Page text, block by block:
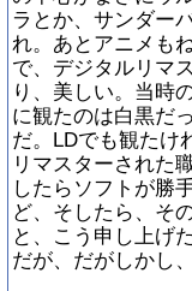
ラとか、サンダー
れ。あとアニメも
で、デジタルリマ
り、美しい。当時
に観たのは白黒だ
だ。LDでも観たけ
リマスターされた
したらソフトが勝
ど、そしたら、そ
と、こう申し上げ
だが、だがしかし